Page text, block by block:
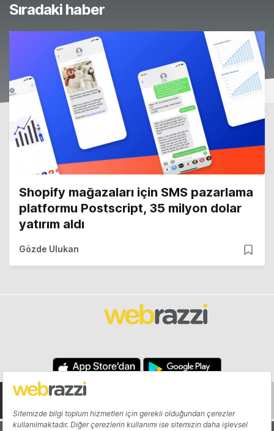
Sıradaki haber
Shopify mağazaları için SMS pazarlama
platformu Postscript, 35 milyon dolar
yatırım aldı
Gözde Ulukan